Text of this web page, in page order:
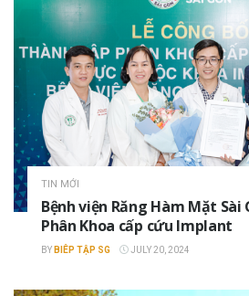
TIN MỚI
Bệnh viện Răng Hàm Mặt
Phân Khoa cấp cứu Implant
BY BIÊP TẬP SG JULY 20, 2024